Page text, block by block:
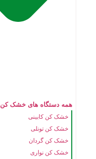
همه دستگاه های خشک کن
خشک کن کابینی
خشک کن تونلی
خشک کن گردان
خشک کن نواری